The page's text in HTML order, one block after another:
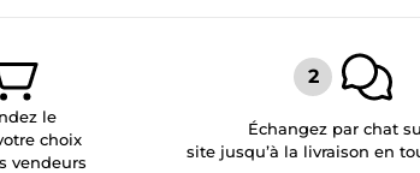
le
choix
vendeurs
Échangez par chat
site jusqu’à la livraison en